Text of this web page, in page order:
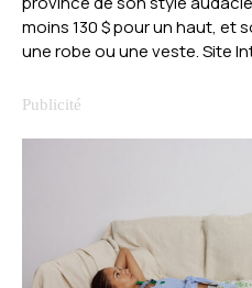
moins 130 $ pour un haut, et
une robe ou une veste. Site